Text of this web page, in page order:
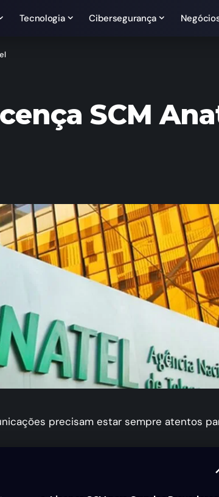
Tecnologia Cibersegurança
SCM
precisam estar sempre atentos